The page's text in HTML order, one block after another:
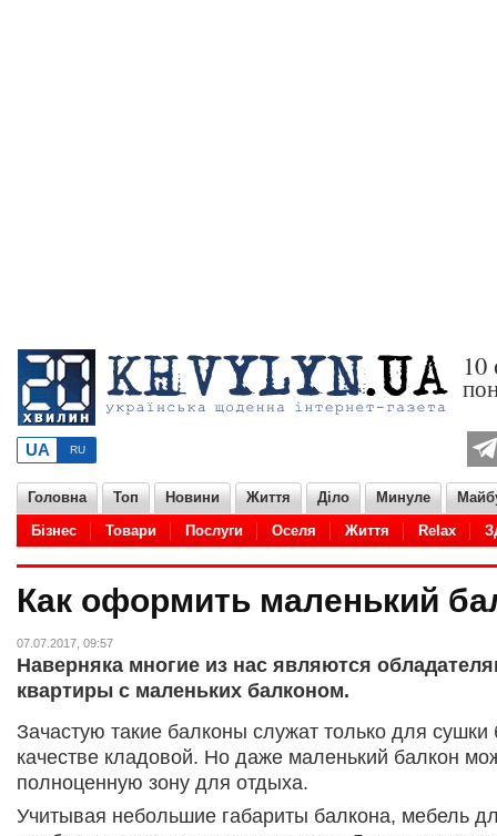
10
Головна Топ Новини Життя Діло Минуле
Бізнес
Товари Послуги Оселя Життя Relax
Adult Кухня Hi-Tech IT Дело Авто Товары
Как оформить маленький
07.07.2017, 09:57
Наверняка многие из нас являются
квартиры с маленьких балконом.
Зачастую такие балконы служат только для сушки
качестве кладовой. Но даже маленький балкон
полноценную зону для отдыха.
Учитывая небольшие габариты балкона, мебель